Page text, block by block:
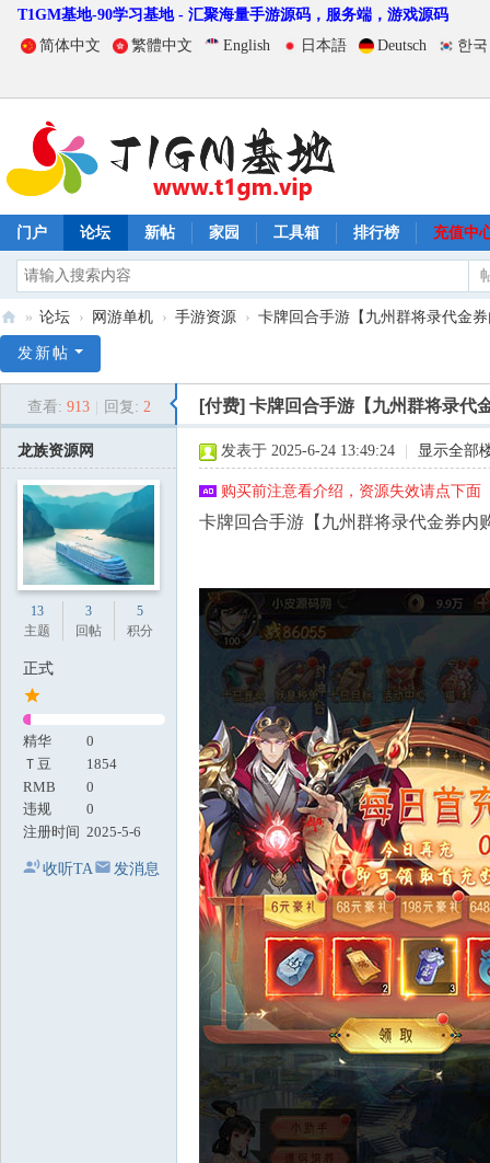
T1GM基地-90学习基地 - 汇聚海量手游源码，服务端，游戏源码
简体中文
繁體中文 English 日本語 Deutsch 한
门户 论坛 新帖 家园 工具箱 排行榜 充值中
1
» 论坛 › 网游单机 › 手游资源 › 卡牌回合手游【九州群将录代金
发新帖
查看: 913 回复: 2 [付费] 卡牌回合手游【九州群将录代
龙族资源网
13
主题
3
回帖
5
积分
正式
精华
0
Ｔ豆
1854
RMB
0
违规
0
注册时间 2025-5-6
收听TA 发消息
发表于 2025-6-24 13:49:24 显示全部
购买前注意看介绍，资源失效请点下
卡牌回合手游【九州群将录代金券内